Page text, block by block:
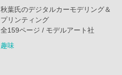
秋葉氏のデジタルカーモデリング＆
プリンティング
全159ページ / モデルアート社
趣味